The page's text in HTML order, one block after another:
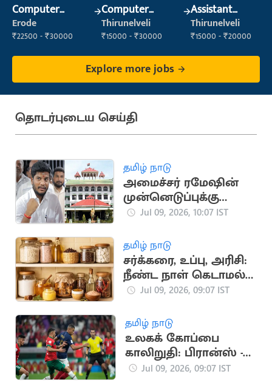
Computer
Operator
Erode
₹22500 - ₹30000
Computer
Operator
Thirunelveli
₹15000 - ₹30000
Assistant
Manager
Thirunelveli
₹15000 - ₹20000
Explore more jobs
தொடர்புடைய செய்தி
தமிழ் நாடு
அமைச்சர் ரமேஷின்
முன்னெடுப்புக்கு
நீதிமன்றம் வரவேற்பு
Jul 09, 2026, 10:07 IST
தமிழ் நாடு
சர்க்கரை, உப்பு, அரிசி:
நீண்ட நாள் கெடாமல்
சேமிப்பது எப்படி?
Jul 09, 2026, 09:07 IST
தமிழ் நாடு
உலகக் கோப்பை
காலிறுதி: பிரான்ஸ் -
மொராக்கோ அணிகள்
Jul 09, 2026, 09:07 IST